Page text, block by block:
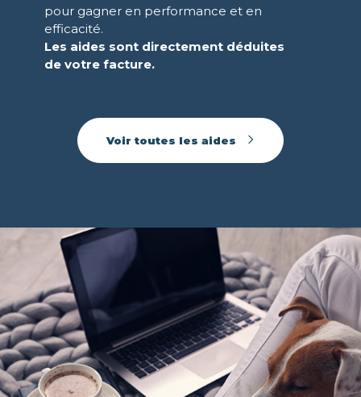
pour gagner en performance et en
efficacité.
Les aides sont directement déduites
de votre facture.
Voir toutes les aides